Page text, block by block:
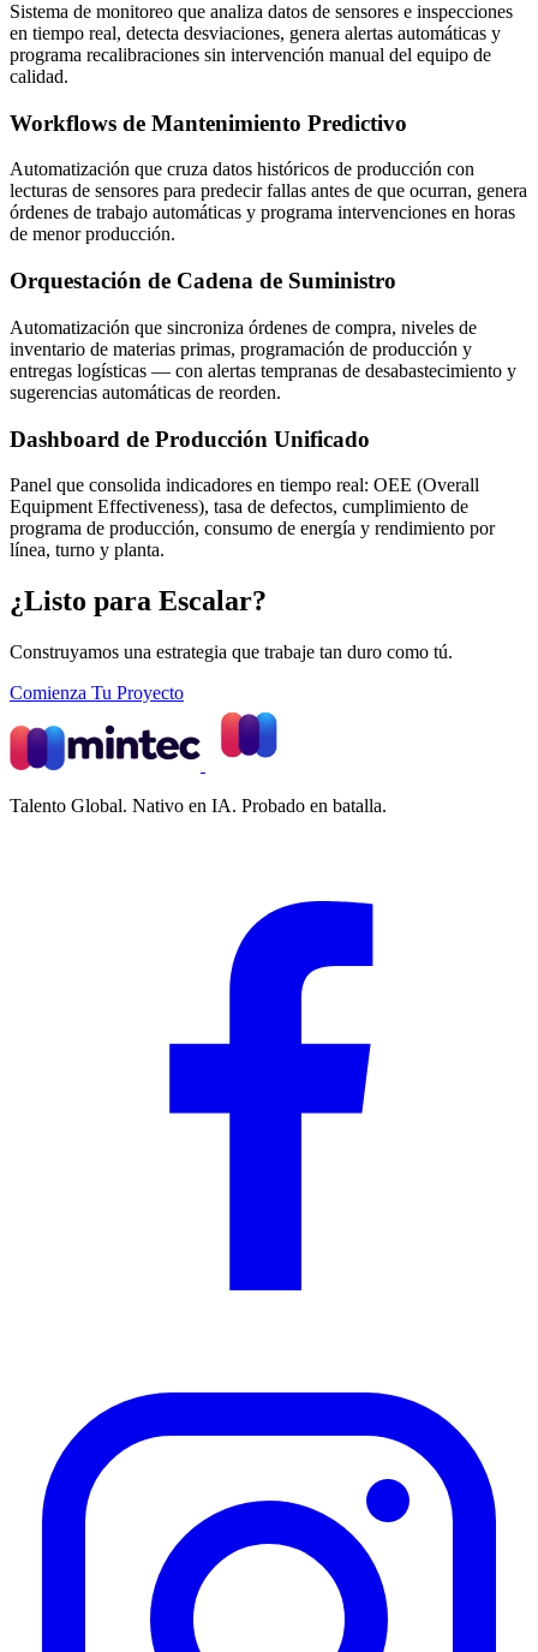
Sistema de monitoreo que analiza datos de sensores e inspecciones
en tiempo real, detecta desviaciones, genera alertas automáticas y
programa recalibraciones sin intervención manual del equipo de
calidad.
Workflows de Mantenimiento Predictivo
Automatización que cruza datos históricos de producción con
lecturas de sensores para predecir fallas antes de que ocurran, genera
órdenes de trabajo automáticas y programa intervenciones en horas
de menor producción.
Orquestación de Cadena de Suministro
Automatización que sincroniza órdenes de compra, niveles de
inventario de materias primas, programación de producción y
entregas logísticas — con alertas tempranas de desabastecimiento y
sugerencias automáticas de reorden.
Dashboard de Producción Unificado
Panel que consolida indicadores en tiempo real: OEE (Overall
Equipment Effectiveness), tasa de defectos, cumplimiento de
programa de producción, consumo de energía y rendimiento por
línea, turno y planta.
¿Listo para Escalar?
Construyamos una estrategia que trabaje tan duro como tú.
Comienza Tu Proyecto
Talento Global. Nativo en IA. Probado en batalla.